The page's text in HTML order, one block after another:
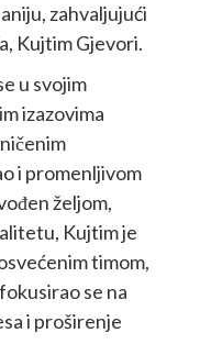
zahvaljujući
Kujtim Gjevori.
u svojim
izazovima
i promenljivom
željom,
Kujtim je
timom,
se na
i proširenje